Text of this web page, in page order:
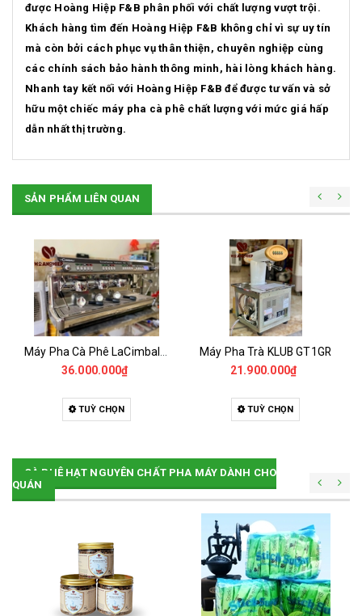
được Hoàng Hiệp F&B phân phối với chất lượng vượt trội.
Khách hàng tìm đến Hoàng Hiệp F&B không chỉ vì sự uy tín
mà còn bởi cách phục vụ thân thiện, chuyên nghiệp cùng
các chính sách bảo hành thông minh, hài lòng khách hàng.
Nhanh tay kết nối với Hoàng Hiệp F&B để được tư vấn và sở
hữu một chiếc máy pha cà phê chất lượng với mức giá hấp
dẫn nhất thị trường.
SẢN PHẨM LIÊN QUAN
36.000.000₫
TUỲ CHỌN
Máy Pha Trà KLUB GT1GR
21.900.000₫
TUỲ CHỌN
CÀ PHÊ HẠT NGUYÊN CHẤT PHA MÁY DÀNH CHO
QUÁN